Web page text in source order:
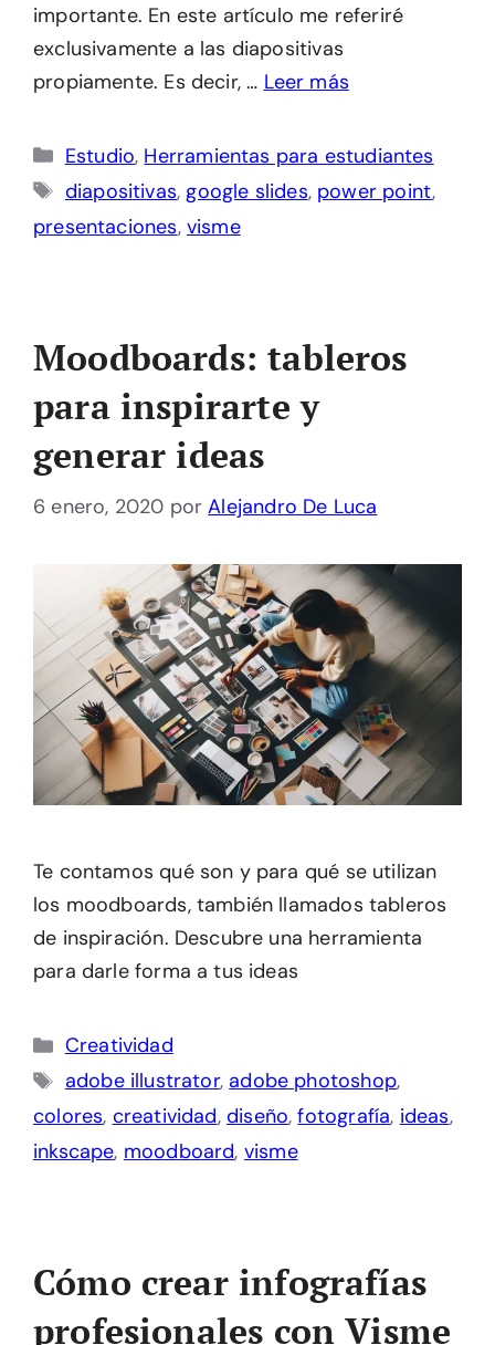
importante. En este artículo me referiré
exclusivamente a las diapositivas
propiamente. Es decir, … Leer más
Categorías
Estudio, Herramientas para estudiantes
Etiquetas
diapositivas,google slides, power point,
presentaciones, visme
Moodboards: tableros
para inspirarte y
generar ideas
6 enero, 2020 porAlejandro De Luca
Te contamos qué son y para qué se utilizan
los moodboards, también llamados tableros
de inspiración. Descubre una herramienta
para darle forma a tus ideas
Categorías
Creatividad
Etiquetas
adobe illustrator, adobe photoshop,
colores, creatividad, diseño,fotografía, ideas,
inkscape, moodboard, visme
Cómo crear infografías
profesionales con Visme